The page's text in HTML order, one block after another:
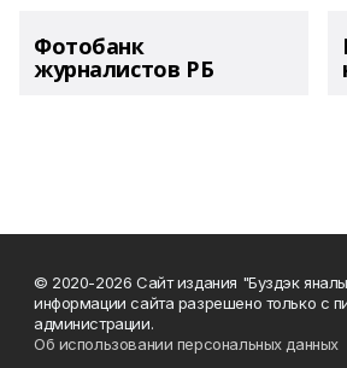
Фотобанк
журналистов РБ
© 2020-2026 Сайт издания "Буздэк
информации сайта разрешено только с
администрации.
Об использовании персональных данных